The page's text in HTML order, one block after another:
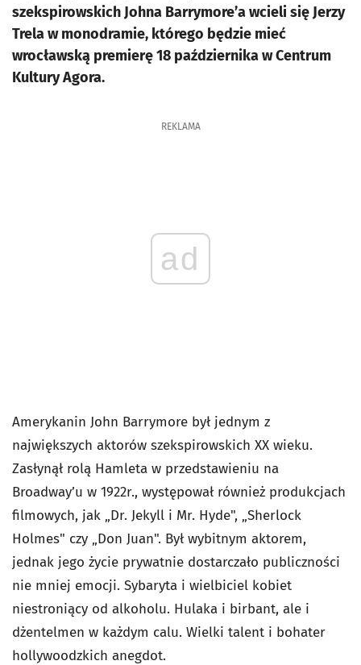
szekspirowskich Johna Barrymore’a wcieli się Jerzy
Trela w monodramie, którego będzie mieć
wrocławską premierę 18 października w Centrum
Kultury Agora.
REKLAMA
ad
Amerykanin John Barrymore był jednym z
największych aktorów szekspirowskich XX wieku.
Zasłynął rolą Hamleta w przedstawieniu na
Broadway’u w 1922r., występował również produkcjach
filmowych, jak „Dr. Jekyll i Mr. Hyde", „Sherlock
Holmes" czy „Don Juan". Był wybitnym aktorem,
jednak jego życie prywatnie dostarczało publiczności
nie mniej emocji. Sybaryta i wielbiciel kobiet
niestroniący od alkoholu. Hulaka i birbant, ale i
dżentelmen w każdym calu. Wielki talent i bohater
hollywoodzkich anegdot.